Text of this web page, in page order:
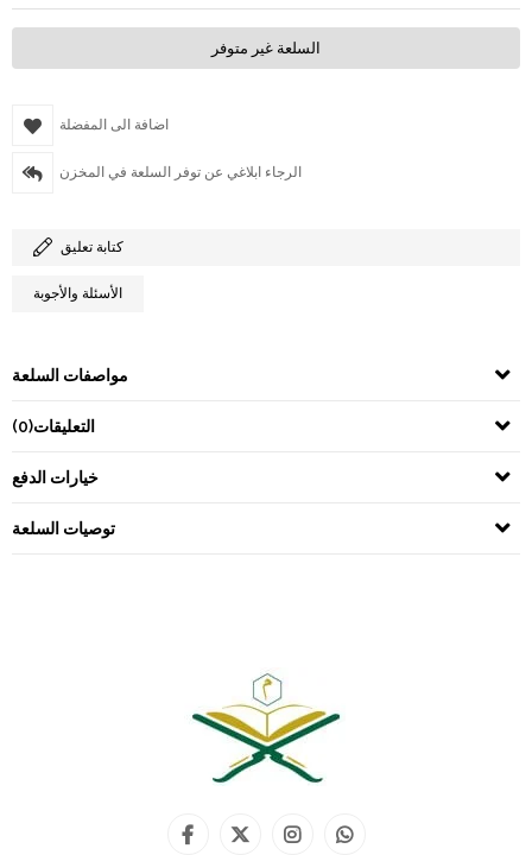
السلعة غير متوفر
اضافة الى المفضلة
الرجاء ابلاغي عن توفر السلعة في المخزن
كتابة تعليق
الأسئلة والأجوبة
مواصفات السلعة
التعليقات(0)
خيارات الدفع
توصيات السلعة